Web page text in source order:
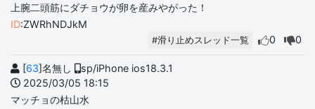
上腕二頭筋にダチョウが卵を産みやがった！
ID:ZWRhNDJkM
#滑り止めスレッド一覧 0 0
[63]名無し
sp/iPhone ios18.3.1
2025/03/05 18:15
マッチョの枯山水